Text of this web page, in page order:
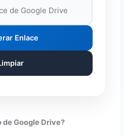
Enlace
de Google Drive?